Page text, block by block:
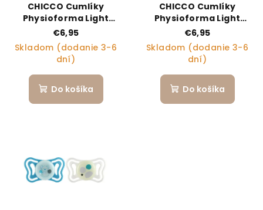
CHICCO Cumlíky
Physioforma Light
silikónové ortodontické
ružové 6-16m, 2 ks
€6,95
Skladom (dodanie 3-6
dní)
Do košíka
CHICCO Cumlíky
Physioforma Light
silikónové ortodontické
ružové 16-36m, 2 ks
€6,95
Skladom (dodanie 3-6
dní)
Do košíka